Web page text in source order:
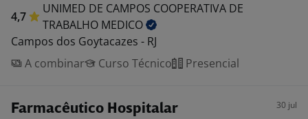
4,7
UNIMED DE CAMPOS COOPERATIVA DE
TRABALHO MEDICO
Campos dos Goytacazes - RJ
A combinar
Curso Técnico Presencial
Farmacêutico Hospitalar 30 jul